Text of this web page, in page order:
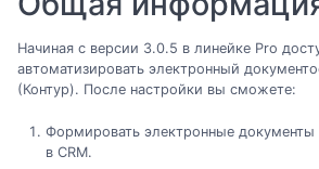
Начиная с версии 3.0.5 в линейке Pro
автоматизировать электронный
(Контур). После настройки вы сможете:
Формировать электронные
в CRM.